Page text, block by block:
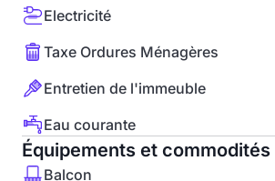
Electricité
Taxe Ordures Ménagères
Entretien de l'immeuble
Eau courante
Équipements et commodités
Balcon